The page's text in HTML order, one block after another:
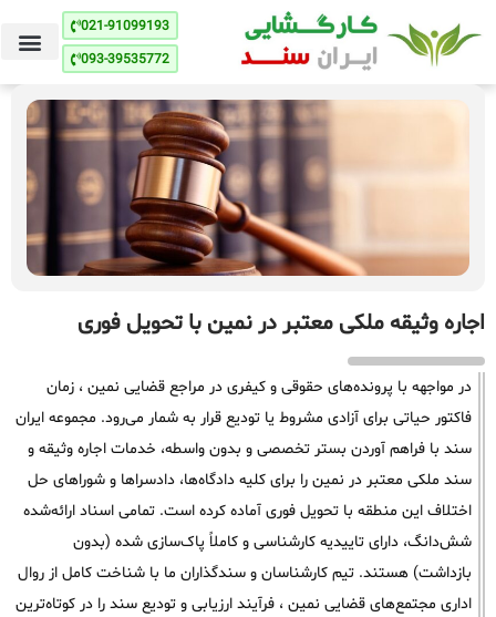
021-91099193
093-39535772
اجاره وثیقه ملکی معتبر در نمین با تحویل فوری
در مواجهه با پرونده‌های حقوقی و کیفری در مراجع قضایی نمین ، زمان
فاکتور حیاتی برای آزادی مشروط یا تودیع قرار به شمار می‌رود. مجموعه ایران
سند با فراهم آوردن بستر تخصصی و بدون واسطه، خدمات اجاره وثیقه و
سند ملکی معتبر در نمین را برای کلیه دادگاه‌ها، دادسراها و شوراهای حل
اختلاف این منطقه با تحویل فوری آماده کرده است. تمامی اسناد ارائه‌شده
شش‌دانگ، دارای تاییدیه کارشناسی و کاملاً پاک‌سازی شده (بدون
بازداشت) هستند. تیم کارشناسان و سندگذاران ما با شناخت کامل از روال
اداری مجتمع‌های قضایی نمین ، فرآیند ارزیابی و تودیع سند را در کوتاه‌ترین